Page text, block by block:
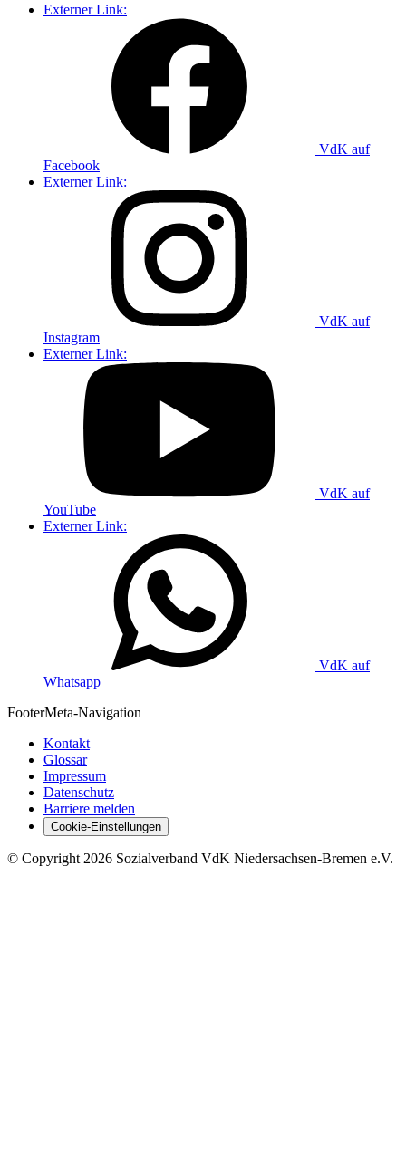
Externer Link:
VdK auf
Facebook
Externer Link:
VdK auf
Instagram
Externer Link:
VdK auf
YouTube
Externer Link:
VdK auf
Whatsapp
FooterMeta-Navigation
Kontakt
Glossar
Impressum
Datenschutz
Barriere melden
Cookie-Einstellungen
© Copyright 2026 Sozialverband VdK Niedersachsen-Bremen e.V.